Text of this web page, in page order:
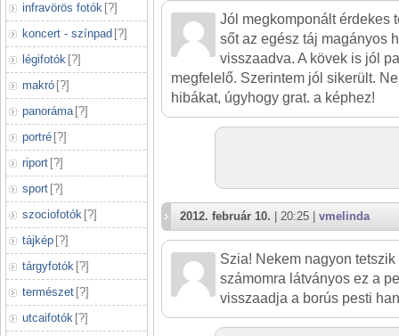
infravörös fotók [?]
koncert - színpad [?]
légifotók [?]
makró [?]
panoráma [?]
portré [?]
riport [?]
sport [?]
szociofotók [?]
tájkép [?]
tárgyfotók [?]
természet [?]
utcaifotók [?]
Jól megkomponált érdekes
sőt az egész táj magányos
visszaadva. A kövek is jól
megfelelő. Szerintem jól sikerült.
hibákat, úgyhogy grat. a képhez!
2012. február 10. | 20:25 | vmelinda
Szia! Nekem nagyon
számomra látványos ez a
visszaadja a borús pesti